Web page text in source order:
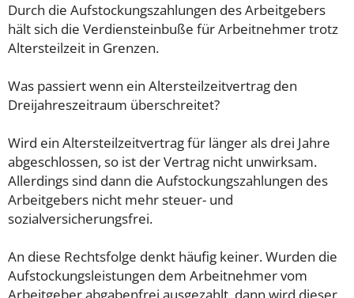
Durch die Aufstockungszahlungen des Arbeitgebers
hält sich die Verdiensteinbuße für Arbeitnehmer trotz
Altersteilzeit in Grenzen.
Was passiert wenn ein Altersteilzeitvertrag den
Dreijahreszeitraum überschreitet?
Wird ein Altersteilzeitvertrag für länger als drei Jahre
abgeschlossen, so ist der Vertrag nicht unwirksam.
Allerdings sind dann die Aufstockungszahlungen des
Arbeitgebers nicht mehr steuer- und
sozialversicherungsfrei.
An diese Rechtsfolge denkt häufig keiner. Wurden die
Aufstockungsleistungen dem Arbeitnehmer vom